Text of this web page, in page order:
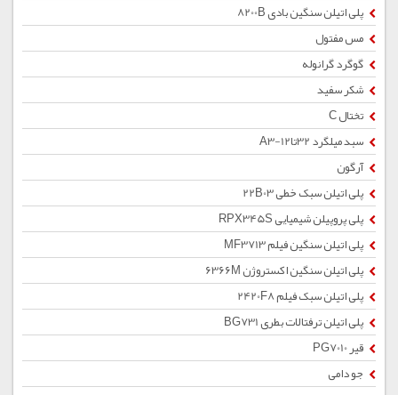
پلی اتیلن سنگین بادی 8200B
مس مفتول
گوگرد گرانوله
شکر سفید
تختال C
سبد میلگرد 32تا12-A3
آرگون
پلی اتیلن سبک خطی 22B03
پلی پروپیلن شیمیایی RPX345S
پلی اتیلن سنگین فیلم MF3713
پلی اتیلن سنگین اکستروژن 6366M
پلی اتیلن سبک فیلم 2420F8
پلی اتیلن ترفتالات بطری BG731
قیر PG7010
جو دامی